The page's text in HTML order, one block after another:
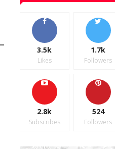
3.5k
Likes
1.7k
Followers
2.8k
Subscribes
524
Followers